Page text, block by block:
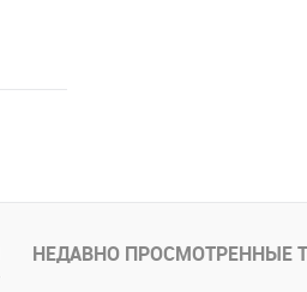
НЕДАВНО ПРОСМОТРЕННЫЕ